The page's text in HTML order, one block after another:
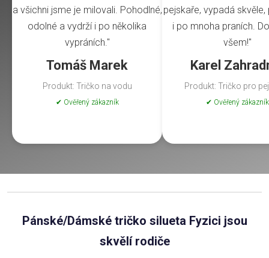
a všichni jsme je milovali. Pohodlné,
odolné a vydrží i po několika
vypráních."
Tomáš Marek
Produkt: Tričko na vodu
✔ Ověřený zákazník
pejskaře, vypadá
i po mnoha praních.
všem!"
Karel
Produkt: Tričko pro
✔ Ověřený zákazník
Pánské/Dámské tričko silueta Fyzici jsou
skvělí rodiče